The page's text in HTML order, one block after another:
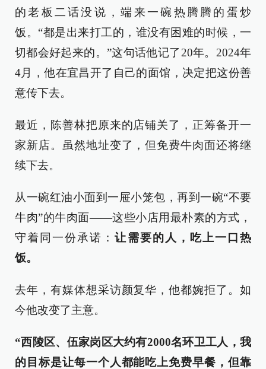
的老板二话没说，端来一碗热腾腾的蛋炒
饭。“都是出来打工的，谁没有困难的时候，一
切都会好起来的。”这句话他记了20年。2024年
4月，他在宜昌开了自己的面馆，决定把这份善
意传下去。
最近，陈善林把原来的店铺关了，正筹备开一
家新店。虽然地址变了，但免费牛肉面还将继
续下去。
从一碗红油小面到一屉小笼包，再到一碗“不要
牛肉”的牛肉面——这些小店用最朴素的方式，
守着同一份承诺：让需要的人，吃上一口热
饭。
去年，有媒体想采访颜复华，他都婉拒了。如
今他改变了主意。
“西陵区、伍家岗区大约有2000名环卫工人，我
的目标是让每一个人都能吃上免费早餐，但靠